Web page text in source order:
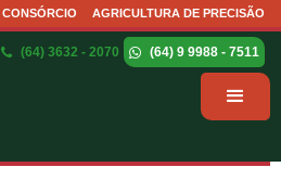
CONSÓRCIO AGRICULTURA DE PRECISÃO
(64) 3632 - 2070 (64) 9 9988 - 7511